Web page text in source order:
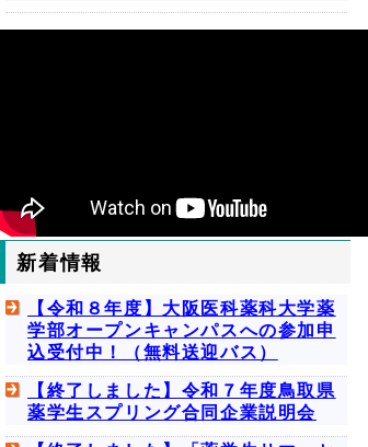
新着情報
【令和８年度】大阪医科薬科大学薬
学部オープンキャンパスへの参加申
込受付中！（無料送迎バス）
【終了しました】令和７年度鳥取県
薬学生スプリング合同企業説明会